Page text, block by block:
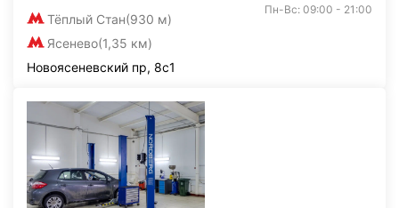
Тёплый Стан(930 м)
Ясенево(1,35 км)
Пн-Вс: 09:00 - 21:00
Новоясеневский пр, 8с1